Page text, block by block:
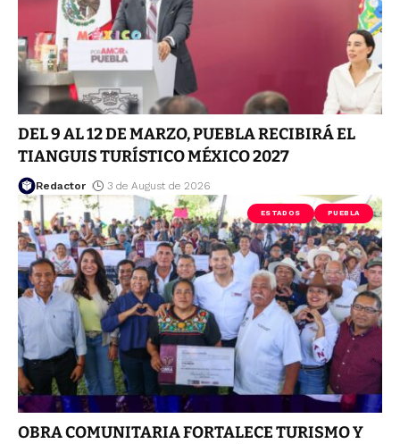
DEL 9 AL 12 DE MARZO, PUEBLA RECIBIRÁ EL
TIANGUIS TURÍSTICO MÉXICO 2027
Redactor 3 de August de 2026
ESTADOS PUEBLA
OBRA COMUNITARIA FORTALECE TURISMO Y